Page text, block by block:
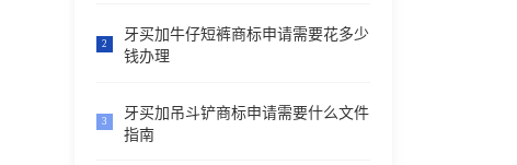
2
牙买加牛仔短裤商标申请需要花多少
钱办理
3
牙买加吊斗铲商标申请需要什么文件
指南